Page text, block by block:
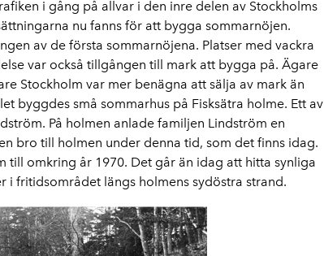
i gång på allvar i den inre delen av Stockholms
nu fanns för att bygga sommarnöjen.
av de första sommarnöjena. Platser med vackra
var också tillgången till mark att bygga på. Ägare
Stockholm var mer benägna att sälja av mark än
byggdes små sommarhus på Fisksätra holme. Ett av
På holmen anlade familjen Lindström en
bro till holmen under denna tid, som det finns idag.
till omkring år 1970. Det går än idag att hitta synliga
i fritidsområdet längs holmens sydöstra strand.